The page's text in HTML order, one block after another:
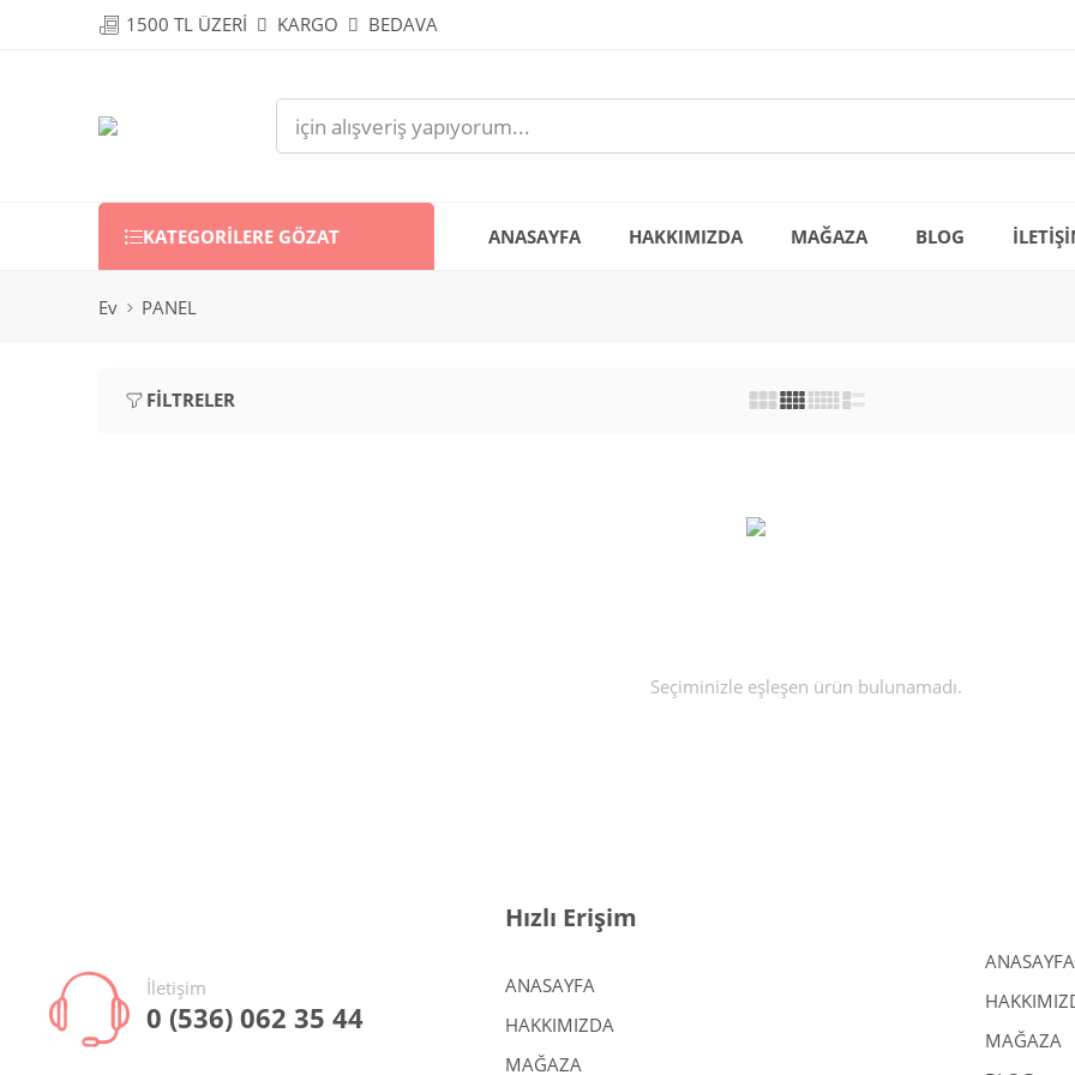
1500 TL ÜZERİ KARGO BEDAVA
KATEGORILERE GÖZAT ANASAYFA HAKKIMIZDA MAĞAZA BLOG
Ev PANEL
FILTRELER
Seçiminizle eşleşen ürün bulunamadı.
İletişim
0 (536) 062 35 44
Hızlı Erişim
ANASAYFA
HAKKIMIZDA
MAĞAZA
ANASAYFA
MAĞAZA